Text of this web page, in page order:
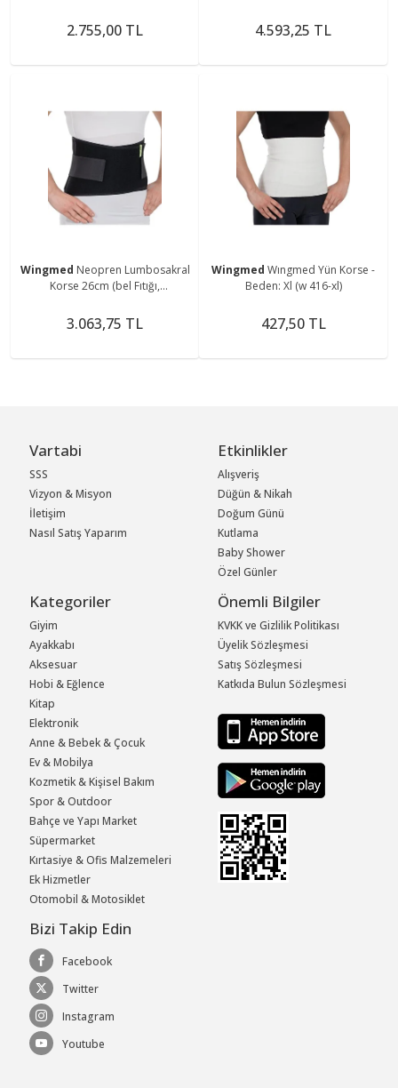
2.755,00 TL 4.593,25 TL
Wingmed Neopren Lumbosakral
Korse 26cm (bel Fıtığı,
Lumbalizasyonda)
3.063,75 TL
Wingmed Wıngmed Yün Korse -
Beden: Xl (w 416-xl)
427,50 TL
Vartabi
SSS
Vizyon & Misyon
İletişim
Nasıl Satış Yaparım
Etkinlikler
Alışveriş
Düğün & Nikah
Doğum Günü
Kutlama
Baby Shower
Özel Günler
Kategoriler
Giyim
Ayakkabı
Aksesuar
Hobi & Eğlence
Kitap
Elektronik
Anne & Bebek & Çocuk
Ev & Mobilya
Kozmetik & Kişisel Bakım
Spor & Outdoor
Bahçe ve Yapı Market
Süpermarket
Kırtasiye & Ofis Malzemeleri
Ek Hizmetler
Otomobil & Motosiklet
Önemli Bilgiler
KVKK ve Gizlilik Politikası
Üyelik Sözleşmesi
Satış Sözleşmesi
Katkıda Bulun Sözleşmesi
Bizi Takip Edin
Facebook
Twitter
Instagram
Youtube